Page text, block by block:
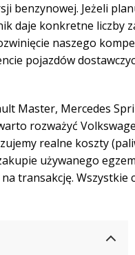
benzynowej. Jeżeli
daje konkretne liczby
naszego
pojazdów
Master, Mercedes
rozważyć
realne koszty
używanego
transakcję. Wszystkie